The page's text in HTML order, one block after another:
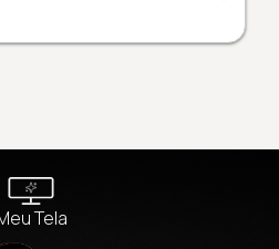
Tela